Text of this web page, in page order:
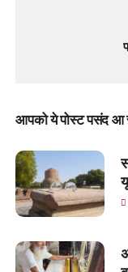
आपको ये पोस्ट पसंद आ